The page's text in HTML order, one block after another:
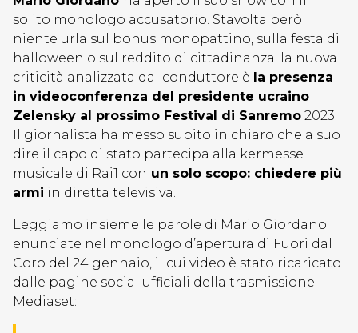
solito monologo accusatorio. Stavolta però
niente urla sul bonus monopattino, sulla festa di
halloween o sul reddito di cittadinanza: la nuova
criticità analizzata dal conduttore è la presenza
in videoconferenza del presidente ucraino
Zelensky al prossimo Festival di Sanremo 2023.
Il giornalista ha messo subito in chiaro che a suo
dire il capo di stato partecipa alla kermesse
musicale di Rai1 con un solo scopo: chiedere più
armi in diretta televisiva.
Leggiamo insieme le parole di Mario Giordano
enunciate nel monologo d’apertura di Fuori dal
Coro del 24 gennaio, il cui video è stato ricaricato
dalle pagine social ufficiali della trasmissione
Mediaset: